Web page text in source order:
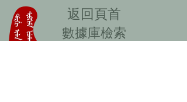
​返回頁首
數據庫檢索